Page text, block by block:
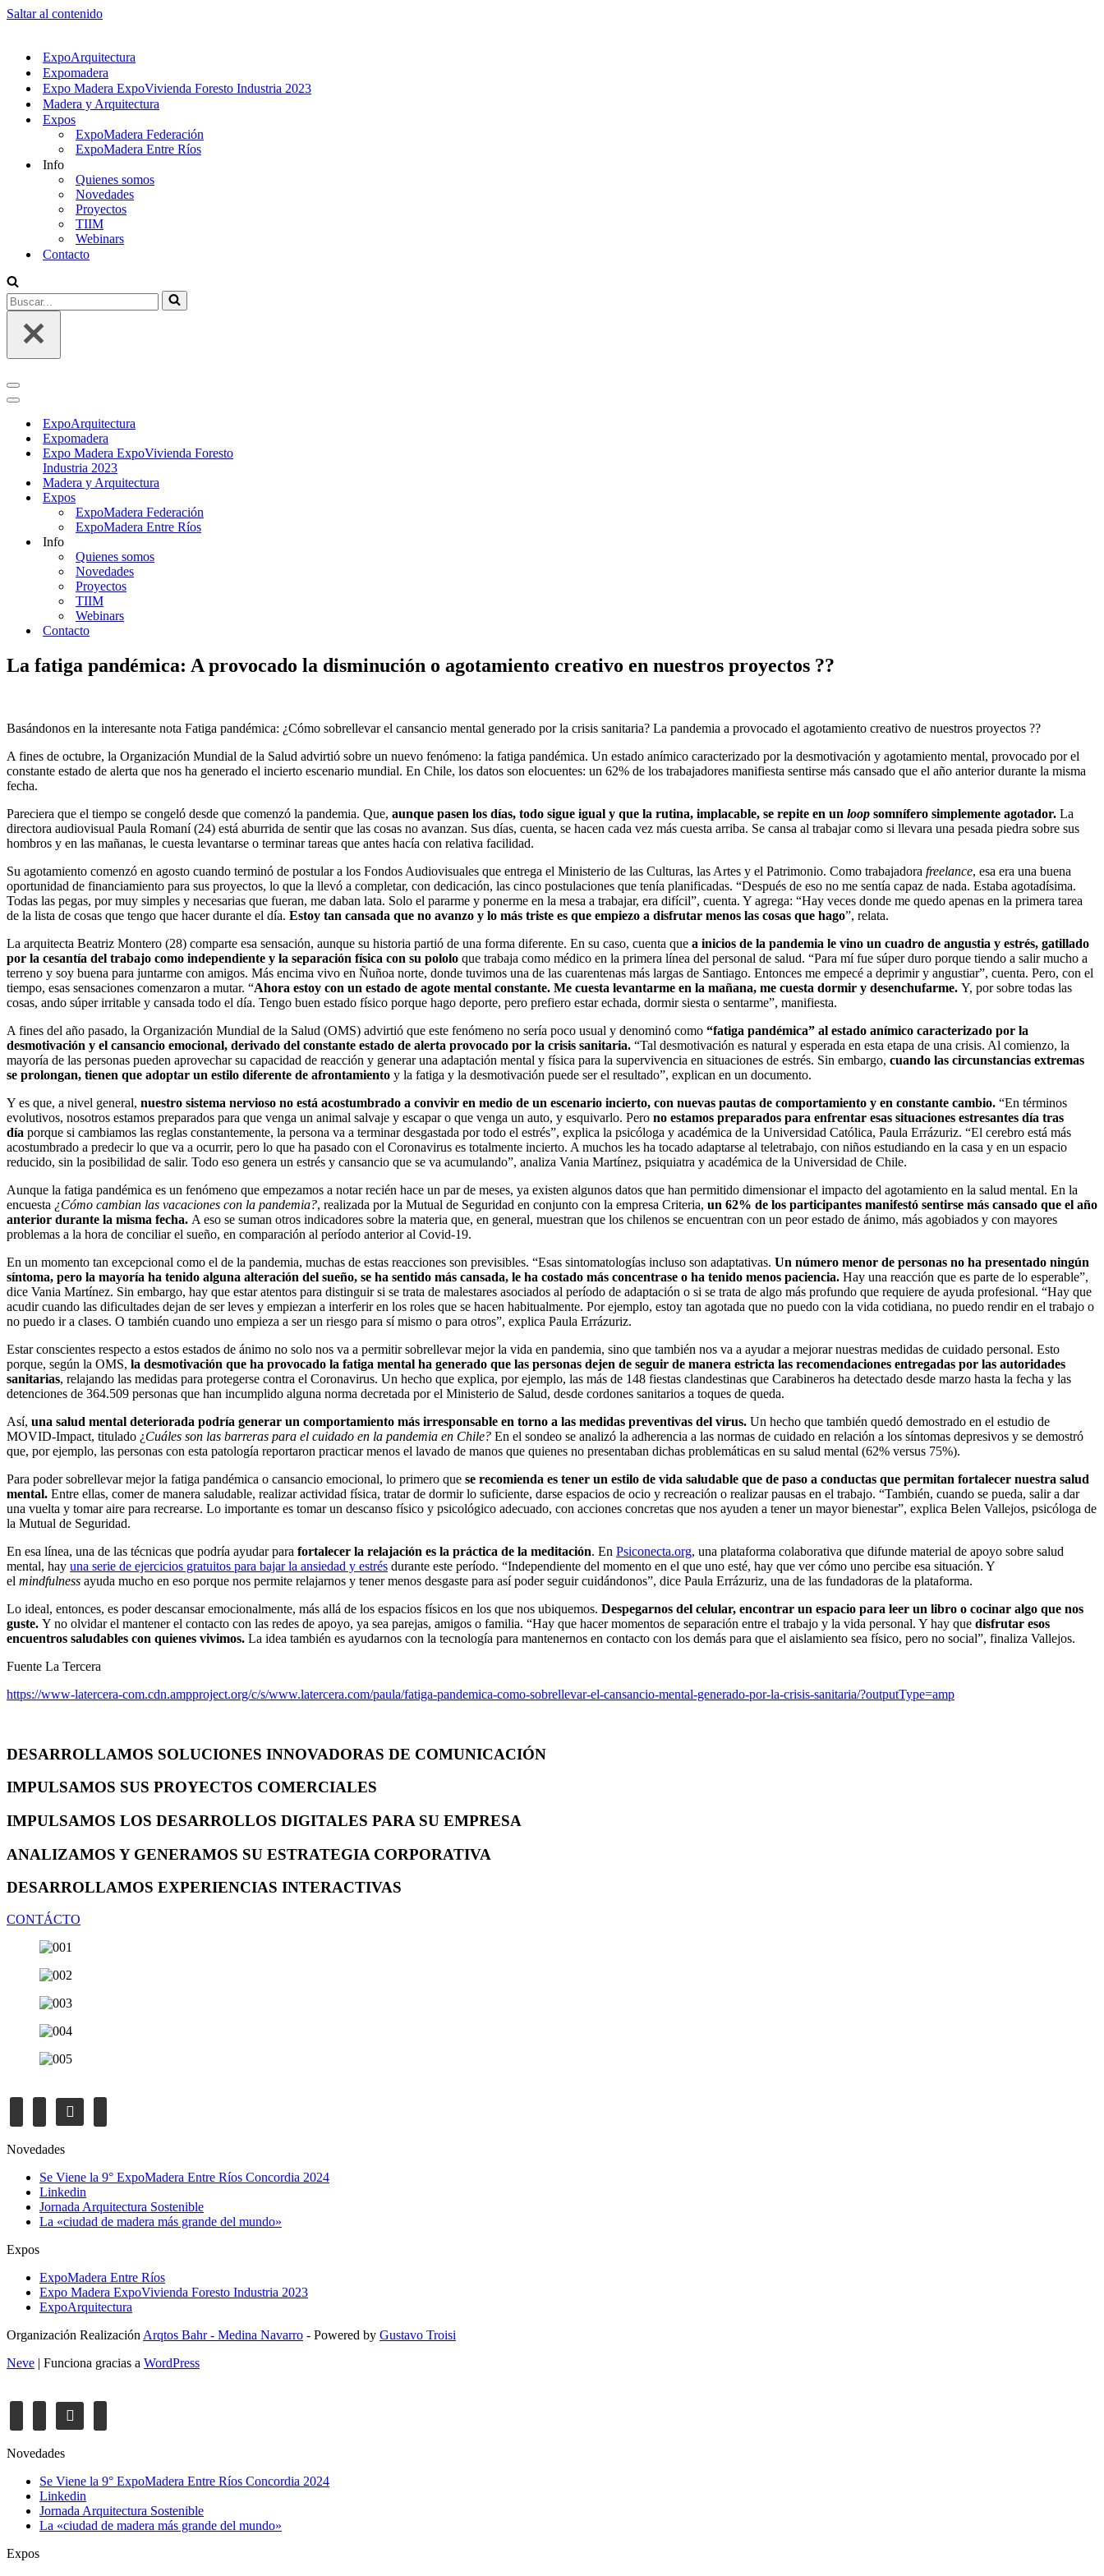
Saltar al contenido
ExpoArquitectura
Expomadera
Expo Madera ExpoVivienda Foresto Industria 2023
Madera y Arquitectura
Expos
ExpoMadera Federación
ExpoMadera Entre Ríos
Info
Quienes somos
Novedades
Proyectos
TIIM
Webinars
Contacto
Buscar...
Menú
de
Menú
navegaciónExpoArquitectura
Expomadera
Expo Madera ExpoVivienda Foresto
Industria 2023
Madera y Arquitectura
Expos
ExpoMadera Federación
ExpoMadera Entre Ríos
Info
Quienes somos
Novedades
Proyectos
TIIM
Webinars
Contacto
La fatiga pandémica: A provocado la disminución o agotamiento creativo en nuestros proyectos ??
Basándonos en la interesante nota Fatiga pandémica: ¿Cómo sobrellevar el cansancio mental generado por la crisis sanitaria? La pandemia a provocado el agotamiento creativo de nuestros proyectos ??
A fines de octubre, la Organización Mundial de la Salud advirtió sobre un nuevo fenómeno: la fatiga pandémica. Un estado anímico caracterizado por la desmotivación y agotamiento mental, provocado por el
constante estado de alerta que nos ha generado el incierto escenario mundial. En Chile, los datos son elocuentes: un 62% de los trabajadores manifiesta sentirse más cansado que el año anterior durante la misma
fecha.
Pareciera que el tiempo se congeló desde que comenzó la pandemia. Que, aunque pasen los días, todo sigue igual y que la rutina, implacable, se repite en un loop somnífero simplemente agotador. La
directora audiovisual Paula Romaní (24) está aburrida de sentir que las cosas no avanzan. Sus días, cuenta, se hacen cada vez más cuesta arriba. Se cansa al trabajar como si llevara una pesada piedra sobre sus
hombros y en las mañanas, le cuesta levantarse o terminar tareas que antes hacía con relativa facilidad.
Su agotamiento comenzó en agosto cuando terminó de postular a los Fondos Audiovisuales que entrega el Ministerio de las Culturas, las Artes y el Patrimonio. Como trabajadora freelance, esa era una buena
oportunidad de financiamiento para sus proyectos, lo que la llevó a completar, con dedicación, las cinco postulaciones que tenía planificadas. “Después de eso no me sentía capaz de nada. Estaba agotadísima.
Todas las pegas, por muy simples y necesarias que fueran, me daban lata. Solo el pararme y ponerme en la mesa a trabajar, era difícil”, cuenta. Y agrega: “Hay veces donde me quedo apenas en la primera tarea
de la lista de cosas que tengo que hacer durante el día. Estoy tan cansada que no avanzo y lo más triste es que empiezo a disfrutar menos las cosas que hago”, relata.
La arquitecta Beatriz Montero (28) comparte esa sensación, aunque su historia partió de una forma diferente. En su caso, cuenta que a inicios de la pandemia le vino un cuadro de angustia y estrés, gatillado
por la cesantía del trabajo como independiente y la separación física con su pololo que trabaja como médico en la primera línea del personal de salud. “Para mí fue súper duro porque tiendo a salir mucho a
terreno y soy buena para juntarme con amigos. Más encima vivo en Ñuñoa norte, donde tuvimos una de las cuarentenas más largas de Santiago. Entonces me empecé a deprimir y angustiar”, cuenta. Pero, con el
tiempo, esas sensaciones comenzaron a mutar. “Ahora estoy con un estado de agote mental constante. Me cuesta levantarme en la mañana, me cuesta dormir y desenchufarme. Y, por sobre todas las
cosas, ando súper irritable y cansada todo el día. Tengo buen estado físico porque hago deporte, pero prefiero estar echada, dormir siesta o sentarme”, manifiesta.
A fines del año pasado, la Organización Mundial de la Salud (OMS) advirtió que este fenómeno no sería poco usual y denominó como “fatiga pandémica” al estado anímico caracterizado por la
desmotivación y el cansancio emocional, derivado del constante estado de alerta provocado por la crisis sanitaria. “Tal desmotivación es natural y esperada en esta etapa de una crisis. Al comienzo, la
mayoría de las personas pueden aprovechar su capacidad de reacción y generar una adaptación mental y física para la supervivencia en situaciones de estrés. Sin embargo, cuando las circunstancias extremas
se prolongan, tienen que adoptar un estilo diferente de afrontamiento y la fatiga y la desmotivación puede ser el resultado”, explican en un documento.
Y es que, a nivel general, nuestro sistema nervioso no está acostumbrado a convivir en medio de un escenario incierto, con nuevas pautas de comportamiento y en constante cambio. “En términos
evolutivos, nosotros estamos preparados para que venga un animal salvaje y escapar o que venga un auto, y esquivarlo. Pero no estamos preparados para enfrentar esas situaciones estresantes día tras
día porque si cambiamos las reglas constantemente, la persona va a terminar desgastada por todo el estrés”, explica la psicóloga y académica de la Universidad Católica, Paula Errázuriz. “El cerebro está más
acostumbrado a predecir lo que va a ocurrir, pero lo que ha pasado con el Coronavirus es totalmente incierto. A muchos les ha tocado adaptarse al teletrabajo, con niños estudiando en la casa y en un espacio
reducido, sin la posibilidad de salir. Todo eso genera un estrés y cansancio que se va acumulando”, analiza Vania Martínez, psiquiatra y académica de la Universidad de Chile.
Aunque la fatiga pandémica es un fenómeno que empezamos a notar recién hace un par de meses, ya existen algunos datos que han permitido dimensionar el impacto del agotamiento en la salud mental. En la
encuesta ¿Cómo cambian las vacaciones con la pandemia?, realizada por la Mutual de Seguridad en conjunto con la empresa Criteria, un 62% de los participantes manifestó sentirse más cansado que el año
anterior durante la misma fecha. A eso se suman otros indicadores sobre la materia que, en general, muestran que los chilenos se encuentran con un peor estado de ánimo, más agobiados y con mayores
problemas a la hora de conciliar el sueño, en comparación al período anterior al Covid-19.
En un momento tan excepcional como el de la pandemia, muchas de estas reacciones son previsibles. “Esas sintomatologías incluso son adaptativas. Un número menor de personas no ha presentado ningún
síntoma, pero la mayoría ha tenido alguna alteración del sueño, se ha sentido más cansada, le ha costado más concentrase o ha tenido menos paciencia. Hay una reacción que es parte de lo esperable”,
dice Vania Martínez. Sin embargo, hay que estar atentos para distinguir si se trata de malestares asociados al período de adaptación o si se trata de algo más profundo que requiere de ayuda profesional. “Hay que
acudir cuando las dificultades dejan de ser leves y empiezan a interferir en los roles que se hacen habitualmente. Por ejemplo, estoy tan agotada que no puedo con la vida cotidiana, no puedo rendir en el trabajo o
no puedo ir a clases. O también cuando uno empieza a ser un riesgo para sí mismo o para otros”, explica Paula Errázuriz.
Estar conscientes respecto a estos estados de ánimo no solo nos va a permitir sobrellevar mejor la vida en pandemia, sino que también nos va a ayudar a mejorar nuestras medidas de cuidado personal. Esto
porque, según la OMS, la desmotivación que ha provocado la fatiga mental ha generado que las personas dejen de seguir de manera estricta las recomendaciones entregadas por las autoridades
sanitarias, relajando las medidas para protegerse contra el Coronavirus. Un hecho que explica, por ejemplo, las más de 148 fiestas clandestinas que Carabineros ha detectado desde marzo hasta la fecha y las
detenciones de 364.509 personas que han incumplido alguna norma decretada por el Ministerio de Salud, desde cordones sanitarios a toques de queda.
Así, una salud mental deteriorada podría generar un comportamiento más irresponsable en torno a las medidas preventivas del virus. Un hecho que también quedó demostrado en el estudio de
MOVID-Impact, titulado ¿Cuáles son las barreras para el cuidado en la pandemia en Chile? En el sondeo se analizó la adherencia a las normas de cuidado en relación a los síntomas depresivos y se demostró
que, por ejemplo, las personas con esta patología reportaron practicar menos el lavado de manos que quienes no presentaban dichas problemáticas en su salud mental (62% versus 75%).
Para poder sobrellevar mejor la fatiga pandémica o cansancio emocional, lo primero que se recomienda es tener un estilo de vida saludable que de paso a conductas que permitan fortalecer nuestra salud
mental. Entre ellas, comer de manera saludable, realizar actividad física, tratar de dormir lo suficiente, darse espacios de ocio y recreación o realizar pausas en el trabajo. “También, cuando se pueda, salir a dar
una vuelta y tomar aire para recrearse. Lo importante es tomar un descanso físico y psicológico adecuado, con acciones concretas que nos ayuden a tener un mayor bienestar”, explica Belen Vallejos, psicóloga de
la Mutual de Seguridad.
En esa línea, una de las técnicas que podría ayudar para fortalecer la relajación es la práctica de la meditación. En Psiconecta.org, una plataforma colaborativa que difunde material de apoyo sobre salud
mental, hay una serie de ejercicios gratuitos para bajar la ansiedad y estrés durante este período. “Independiente del momento en el que uno esté, hay que ver cómo uno percibe esa situación. Y
el mindfulness ayuda mucho en eso porque nos permite relajarnos y tener menos desgaste para así poder seguir cuidándonos”, dice Paula Errázuriz, una de las fundadoras de la plataforma.
Lo ideal, entonces, es poder descansar emocionalmente, más allá de los espacios físicos en los que nos ubiquemos. Despegarnos del celular, encontrar un espacio para leer un libro o cocinar algo que nos
guste. Y no olvidar el mantener el contacto con las redes de apoyo, ya sea parejas, amigos o familia. “Hay que hacer momentos de separación entre el trabajo y la vida personal. Y hay que disfrutar esos
encuentros saludables con quienes vivimos. La idea también es ayudarnos con la tecnología para mantenernos en contacto con los demás para que el aislamiento sea físico, pero no social”, finaliza Vallejos.
Fuente La Tercera
https://www-latercera-com.cdn.ampproject.org/c/s/www.latercera.com/paula/fatiga-pandemica-como-sobrellevar-el-cansancio-mental-generado-por-la-crisis-sanitaria/?outputType=amp
DESARROLLAMOS SOLUCIONES INNOVADORAS DE COMUNICACIÓN
IMPULSAMOS SUS PROYECTOS COMERCIALES
IMPULSAMOS LOS DESARROLLOS DIGITALES PARA SU EMPRESA
ANALIZAMOS Y GENERAMOS SU ESTRATEGIA CORPORATIVA
DESARROLLAMOS EXPERIENCIAS INTERACTIVAS
CONTÁCTO
linkedinyoutube
Novedades
Se Viene la 9° ExpoMadera Entre Ríos Concordia 2024
Linkedin
Jornada Arquitectura Sostenible
La «ciudad de madera más grande del mundo»
Expos
ExpoMadera Entre Ríos
Expo Madera ExpoVivienda Foresto Industria 2023
ExpoArquitectura
Organización Realización Arqtos Bahr - Medina Navarro - Powered by Gustavo Troisi
Neve | Funciona gracias a WordPress
linkedinyoutube
Novedades
Se Viene la 9° ExpoMadera Entre Ríos Concordia 2024
Linkedin
Jornada Arquitectura Sostenible
La «ciudad de madera más grande del mundo»
Expos